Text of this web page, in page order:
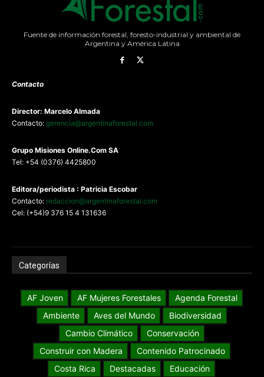
Fuente de información forestal, foresto-industrial y ambiental de
Argentina y América Latina
Contacto
Director: Marcelo Almada
Contacto: gerencia@argentinaforestal.com
Grupo Misiones Online.Com SA
Tel: +54 (0376) 4425800
Editora/periodista : Patricia Escobar
Contacto: redaccion@argentinaforestal.com
Cel: (+54)9 376 15 4 131636
Categorías
AF Joven AF Mujeres Forestales
Agenda Forestal
Ambiente
Aves del Mundo
Biodiversidad
Cambio Climático
Conservación
Construir con Madera
Contenido Patrocinado
Costa Rica
Destacadas
Educación